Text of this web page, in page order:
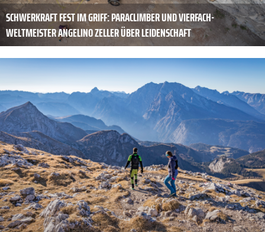
SCHWERKRAFT FEST IM GRIFF: PARACLIMBER UND VIERFACH-
WELTMEISTER ANGELINO ZELLER ÜBER LEIDENSCHAFT